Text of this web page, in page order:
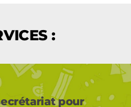
:
pour